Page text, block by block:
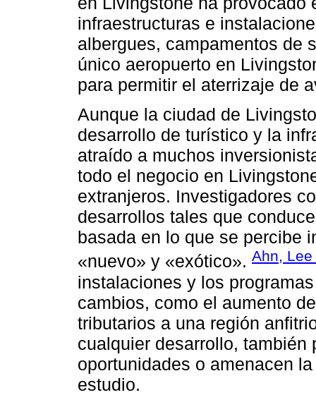
infraestructuras e
albergues, campamentos de
único aeropuerto en
para permitir el aterrizaje de
Aunque la ciudad de
desarrollo de turístico y la
atraído a muchos
todo el negocio en
extranjeros. Investigadores
desarrollos tales que
basada en lo que se percibe
«nuevo» y «exótico». Ahn,
instalaciones y los
cambios, como el aumento
tributarios a una región
cualquier desarrollo,
oportunidades o amenacen
estudio.